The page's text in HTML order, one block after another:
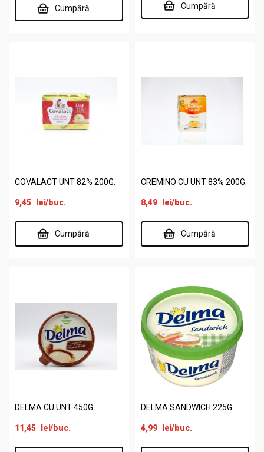
Cumpără Cumpără
COVALACT UNT 82% 200G.
9,45 lei/buc.
Cumpără
CREMINO CU UNT 83% 200G.
8,49 lei/buc.
Cumpără
DELMA CU UNT 450G.
11,45 lei/buc.
DELMA SANDWICH 225G.
4,99 lei/buc.